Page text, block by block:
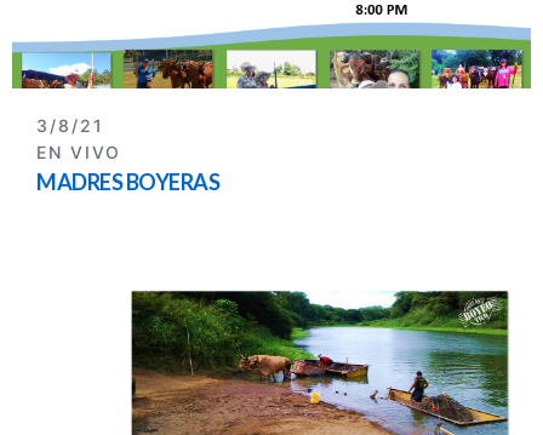
3/8/21
EN VIVO
MADRES BOYERAS